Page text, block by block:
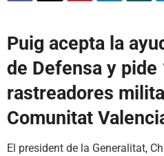
Puig acepta la
de Defensa y pide
rastreadores
Comunitat
El president de la Generalitat,